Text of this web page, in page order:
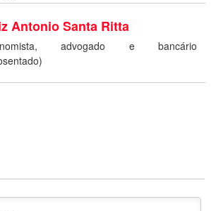
Antonio Santa Ritta
advogado e bancário